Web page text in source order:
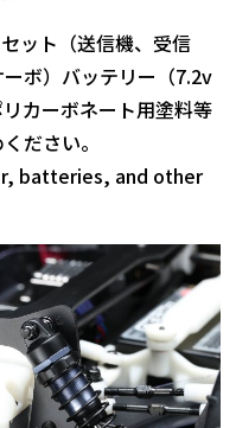
ット（送信機、受信
ボ）バッテリー（7.2v
カーボネート用塗料等
ださい。
batteries, and other